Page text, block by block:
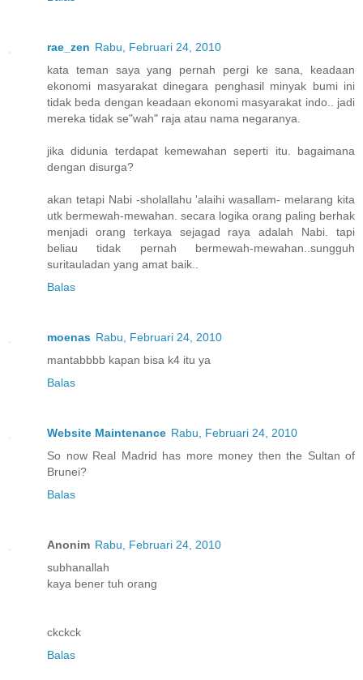
rae_zen Rabu, Februari 24, 2010
kata teman saya yang pernah pergi ke sana, keadaan
ekonomi masyarakat dinegara penghasil minyak bumi ini
tidak beda dengan keadaan ekonomi masyarakat indo.. jadi
mereka tidak se"wah" raja atau nama negaranya.
jika didunia terdapat kemewahan seperti itu. bagaimana
dengan disurga?
akan tetapi Nabi -sholallahu 'alaihi wasallam- melarang kita
utk bermewah-mewahan. secara logika orang paling berhak
menjadi orang terkaya sejagad raya adalah Nabi. tapi
beliau tidak pernah bermewah-mewahan..sungguh
suritauladan yang amat baik..
Balas
moenas Rabu, Februari 24, 2010
mantabbbb kapan bisa k4 itu ya
Balas
Website Maintenance Rabu, Februari 24, 2010
So now Real Madrid has more money then the Sultan of
Brunei?
Balas
Anonim Rabu, Februari 24, 2010
subhanallah
kaya bener tuh orang
ckckck
Balas